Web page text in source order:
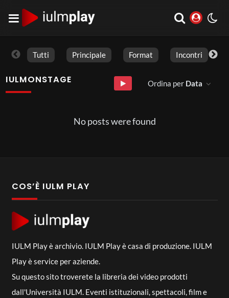
Tutti Principale Format Incontri
IULMONSTAGE Ordina per Data
No posts were found
COS’È IULM PLAY
IULM Play è archivio. IULM Play è casa di produzione. IULM
Play è service per aziende.
Su questo sito troverete la libreria dei video prodotti
dall'Università IULM. Eventi istituzionali, spettacoli, film e